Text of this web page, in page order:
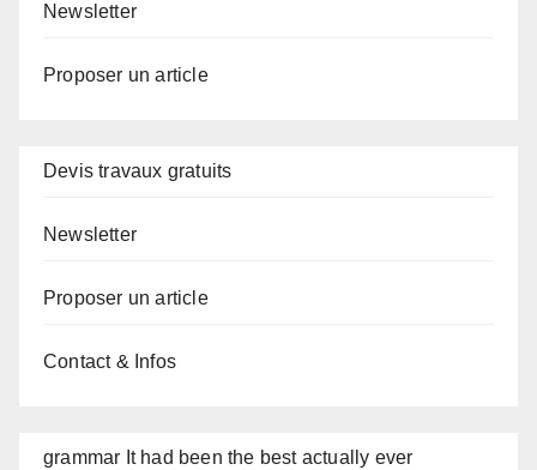
Newsletter
Proposer un article
Devis travaux gratuits
Newsletter
Proposer un article
Contact & Infos
grammar It had been the best actually ever